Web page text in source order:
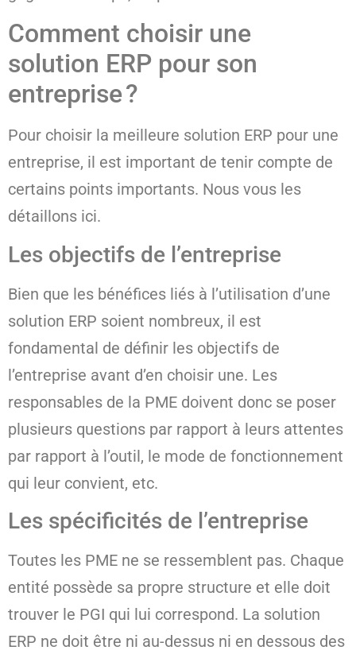
Comment choisir une
solution ERP pour son
entreprise ?
Pour choisir la meilleure solution ERP pour une
entreprise, il est important de tenir compte de
certains points importants. Nous vous les
détaillons ici.
Les objectifs de l’entreprise
Bien que les bénéfices liés à l’utilisation d’une
solution ERP soient nombreux, il est
fondamental de définir les objectifs de
l’entreprise avant d’en choisir une. Les
responsables de la PME doivent donc se poser
plusieurs questions par rapport à leurs attentes
par rapport à l’outil, le mode de fonctionnement
qui leur convient, etc.
Les spécificités de l’entreprise
Toutes les PME ne se ressemblent pas. Chaque
entité possède sa propre structure et elle doit
trouver le PGI qui lui correspond. La solution
ERP ne doit être ni au-dessus ni en dessous des